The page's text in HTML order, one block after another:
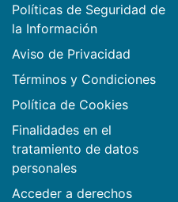
Políticas de Seguridad de
la Información
Aviso de Privacidad
Términos y Condiciones
Política de Cookies
Finalidades en el
tratamiento de datos
personales
Acceder a derechos